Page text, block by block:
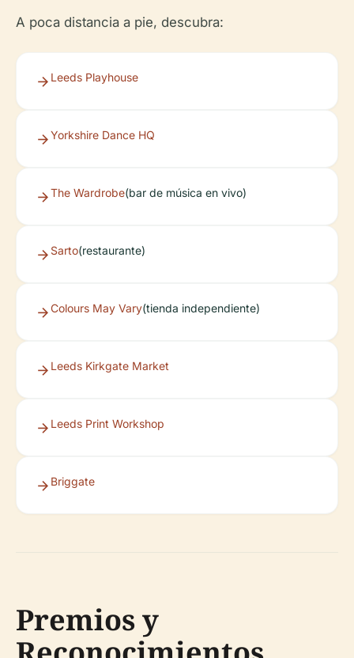
A poca distancia a pie, descubra:
Leeds Playhouse
Yorkshire Dance HQ
The Wardrobe(bar de música en vivo)
Sarto(restaurante)
Colours May Vary(tienda independiente)
Leeds Kirkgate Market
Leeds Print Workshop
Briggate
Premios y